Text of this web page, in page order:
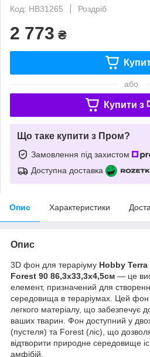
Код: HB31265
Роздріб
2 773 ₴
або
Купити з
Що таке купити з Пром?
Замовлення під захистом
Доступна доставка
Опис Характеристики
Опис
3D фон для тераріуму Hobby
Forest 90 86,3x33,3x4,5см — це
елемент, призначений для
середовища в тераріумах. Цей фон
легкого матеріалу, що забезпечує
ваших тварин. Фон доступний у
(пустеля) та Forest (ліс), що
відтворити природне середовище
амфібій.